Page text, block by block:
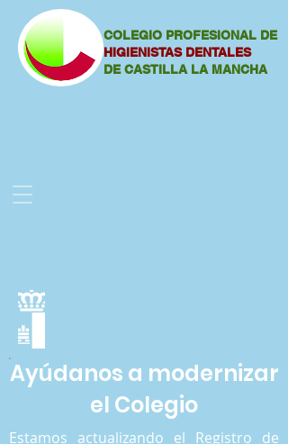
COLEGIO PROFESIONAL DE
HIGIENISTAS DENTALES
DE CASTILLA LA MANCHA
Ayúdanos a modernizar
el Colegio
Estamos actualizando el Registro de